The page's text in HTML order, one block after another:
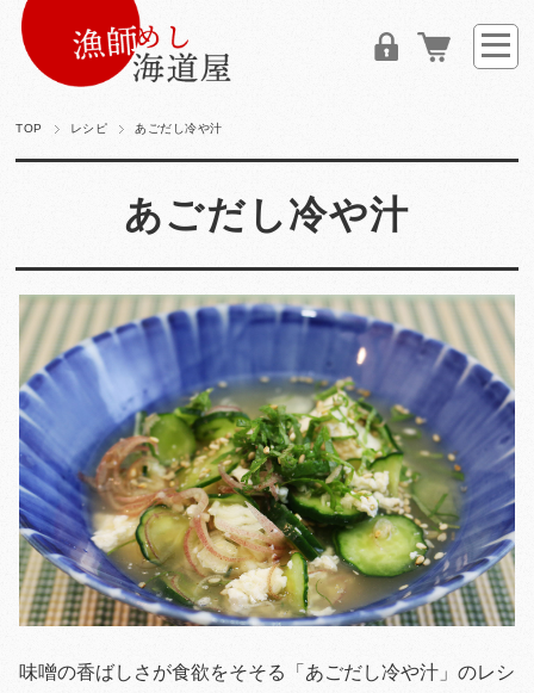
TOP レシピ あごだし冷や汁
あごだし冷や汁
味噌の香ばしさが食欲をそそる「あごだし冷や汁」のレシ